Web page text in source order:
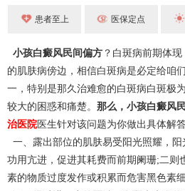
患者至上 医保定点
小孩白癜风民间偏方 ？白斑病前期体
的肌肤病傍边，相信白斑病是必定给咱
一，特别是那久治难愈的白斑病白斑极
较大的困惑和痛楚。 那么，小孩白癜风
治医院 医生针对该问题为你做出具体解答
一、露出部位的肌肤易受阳光照耀，
功用亢进，促进其耗费而前期阑珊;二则
素的物质过度发作或积累而危害黑色素